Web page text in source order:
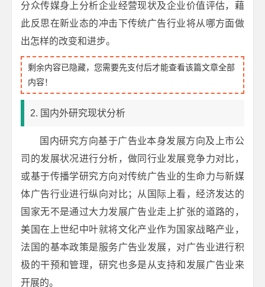
分众传媒身上分析企业经营现状及企业价值评估，藉
此反思在新业态的冲击下传统广告行业将从哪方面做
出怎样的改变和进步。
剩余内容已隐藏，您需要先支付后才能查看该篇文章全部
内容！
2. 国内外研究现状分析
国内研究方向基于广告业本身发展方向及上市公
司的发展状况进行分析，做同行业发展竞争力对比，
或基于传播学研究方向对传统广告业的生命力与新媒
体广告行业进行纵向对比；从国际上看，经济发达的
国家无不是通过大力发展广告业走上扩张的道路的，
美国在上世纪中叶就将文化产业作为国家战略产业，
法国的基本政策是服务广告业发展，对广告业进行积
极的干预和管理，研究也多是从支持和发展广告业来
开展的。